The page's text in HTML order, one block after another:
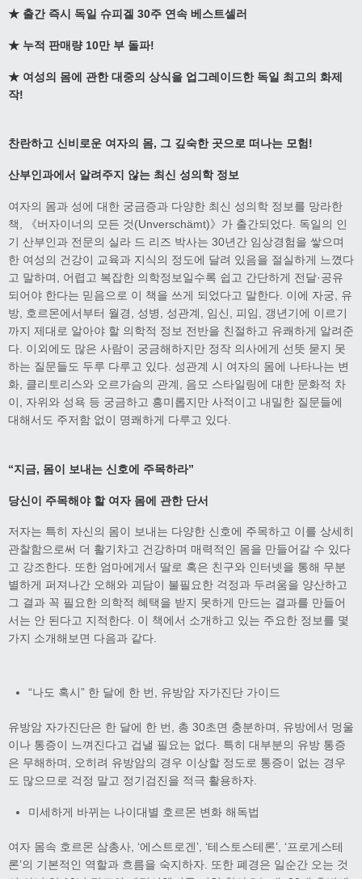
★ 출간 즉시 독일 슈피겔 30주 연속 베스트셀러
★ 누적 판매량 10만 부 돌파!
★ 여성의 몸에 관한 대중의 상식을 업그레이드한 독일 최고의 화제
작!
찬란하고 신비로운 여자의 몸, 그 깊숙한 곳으로 떠나는 모험!
산부인과에서 알려주지 않는 최신 성의학 정보
여자의 몸과 성에 대한 궁금증과 다양한 최신 성의학 정보를 망라한
책, 《버자이너의 모든 것(Unverschämt)》가 출간되었다. 독일의 인
기 산부인과 전문의 실라 드 리즈 박사는 30년간 임상경험을 쌓으며
한 여성의 건강이 교육과 지식의 정도에 달려 있음을 절실하게 느꼈다
고 말하며, 어렵고 복잡한 의학정보일수록 쉽고 간단하게 전달·공유
되어야 한다는 믿음으로 이 책을 쓰게 되었다고 말한다. 이에 자궁, 유
방, 호르몬에서부터 월경, 성병, 성관계, 임신, 피임, 갱년기에 이르기
까지 제대로 알아야 할 의학적 정보 전반을 친절하고 유쾌하게 알려준
다. 이외에도 많은 사람이 궁금해하지만 정작 의사에게 선뜻 묻지 못
하는 질문들도 두루 다루고 있다. 성관계 시 여자의 몸에 나타나는 변
화, 클리토리스와 오르가슴의 관계, 음모 스타일링에 대한 문화적 차
이, 자위와 성욕 등 궁금하고 흥미롭지만 사적이고 내밀한 질문들에
대해서도 주저함 없이 명쾌하게 다루고 있다.
“지금, 몸이 보내는 신호에 주목하라”
당신이 주목해야 할 여자 몸에 관한 단서
저자는 특히 자신의 몸이 보내는 다양한 신호에 주목하고 이를 상세히
관찰함으로써 더 활기차고 건강하며 매력적인 몸을 만들어갈 수 있다
고 강조한다. 또한 엄마에게서 딸로 혹은 친구와 인터넷을 통해 무분
별하게 퍼져나간 오해와 괴담이 불필요한 걱정과 두려움을 양산하고
그 결과 꼭 필요한 의학적 혜택을 받지 못하게 만드는 결과를 만들어
서는 안 된다고 지적한다. 이 책에서 소개하고 있는 주요한 정보를 몇
가지 소개해보면 다음과 같다.
“나도 혹시” 한 달에 한 번, 유방암 자가진단 가이드
유방암 자가진단은 한 달에 한 번, 총 30초면 충분하며, 유방에서 멍울
이나 통증이 느껴진다고 겁낼 필요는 없다. 특히 대부분의 유방 통증
은 무해하며, 오히려 유방암의 경우 이상할 정도로 통증이 없는 경우
도 많으므로 걱정 말고 정기검진을 적극 활용하자.
미세하게 바뀌는 나이대별 호르몬 변화 해독법
여자 몸속 호르몬 삼총사, ‘에스트로겐’, ‘테스토스테론’, ‘프로게스테
론’의 기본적인 역할과 흐름을 숙지하자. 또한 폐경은 일순간 오는 것